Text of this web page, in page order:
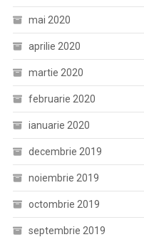
mai 2020
aprilie 2020
martie 2020
februarie 2020
ianuarie 2020
decembrie 2019
noiembrie 2019
octombrie 2019
septembrie 2019